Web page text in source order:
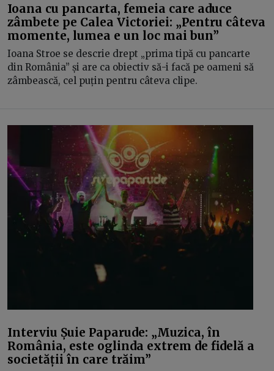
Ioana cu pancarta, femeia care aduce
zâmbete pe Calea Victoriei: „Pentru câteva
momente, lumea e un loc mai bun”
Ioana Stroe se descrie drept „prima tipă cu pancarte
din România” și are ca obiectiv să-i facă pe oameni să
zâmbească, cel puțin pentru câteva clipe.
Interviu Șuie Paparude: „Muzica, în
România, este oglinda extrem de fidelă a
societății în care trăim”